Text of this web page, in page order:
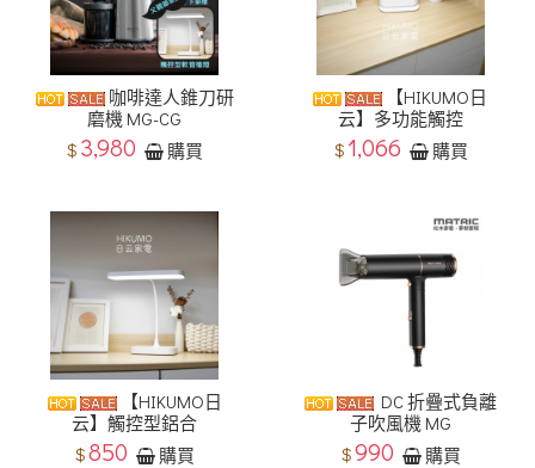
咖啡達人錐刀研
磨機 MG-CG
$ 3,980 購買
【HIKUMO日
云】多功能觸控
$ 1,066 購買
【HIKUMO日
云】觸控型鋁合
$850 購買
DC 折疊式負離
子吹風機 MG
$990 購買